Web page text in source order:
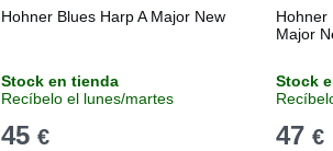
Hohner Blues Harp A Major New
Stock en tienda
Recíbelo el lunes/martes
45 €
Hohner
Major
Stock
47 €